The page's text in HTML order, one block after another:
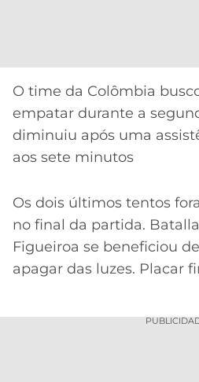
O time da Colômbia
empatar durante a
diminuiu após uma
aos sete minutos
Os dois últimos tentos
no final da partida. Batalla
Figueiroa se beneficiou
apagar das luzes. Placar